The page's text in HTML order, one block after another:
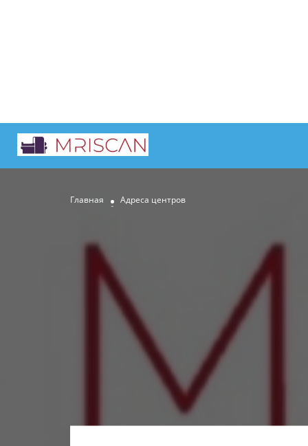
Главная Адреса центров